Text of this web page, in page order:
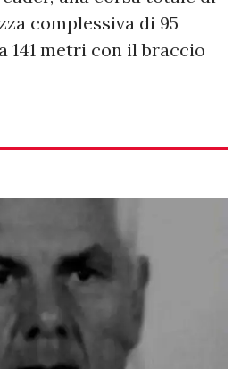
complessiva di 95
141 metri con il braccio